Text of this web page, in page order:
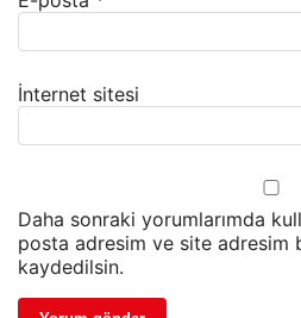
İnternet sitesi
Daha sonraki yorumlarımda
posta adresim ve site adresim
kaydedilsin.